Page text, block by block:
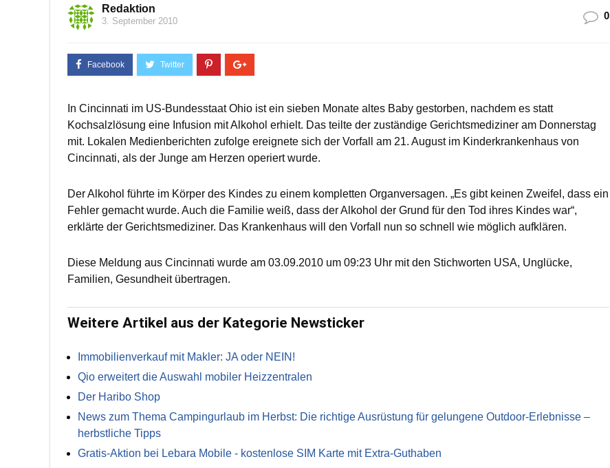
Redaktion
3. September 2010 0
In Cincinnati im US-Bundesstaat Ohio ist ein sieben Monate altes Baby gestorben, nachdem es statt
Kochsalzlösung eine Infusion mit Alkohol erhielt. Das teilte der zuständige Gerichtsmediziner am Donnerstag
mit. Lokalen Medienberichten zufolge ereignete sich der Vorfall am 21. August im Kinderkrankenhaus von
Cincinnati, als der Junge am Herzen operiert wurde.
Der Alkohol führte im Körper des Kindes zu einem kompletten Organversagen. „Es gibt keinen Zweifel, dass ein
Fehler gemacht wurde. Auch die Familie weiß, dass der Alkohol der Grund für den Tod ihres Kindes war“,
erklärte der Gerichtsmediziner. Das Krankenhaus will den Vorfall nun so schnell wie möglich aufklären.
Diese Meldung aus Cincinnati wurde am 03.09.2010 um 09:23 Uhr mit den Stichworten USA, Unglücke,
Familien, Gesundheit übertragen.
Weitere Artikel aus der Kategorie Newsticker
Immobilienverkauf mit Makler: JA oder NEIN!
Qio erweitert die Auswahl mobiler Heizzentralen
Der Haribo Shop
News zum Thema Campingurlaub im Herbst: Die richtige Ausrüstung für gelungene Outdoor-Erlebnisse –
herbstliche Tipps
Gratis-Aktion bei Lebara Mobile - kostenlose SIM Karte mit Extra-Guthaben